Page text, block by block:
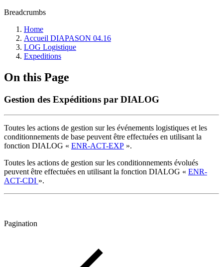
Breadcrumbs
Home
Accueil DIAPASON 04.16
LOG Logistique
Expeditions
On this Page
Gestion des Expéditions par DIALOG
Toutes les actions de gestion sur les événements logistiques et les
conditionnements de base peuvent être effectuées en utilisant la
fonction DIALOG « ENR-ACT-EXP ».
Toutes les actions de gestion sur les conditionnements évolués
peuvent être effectuées en utilisant la fonction DIALOG « ENR-
ACT-CDI ».
Pagination